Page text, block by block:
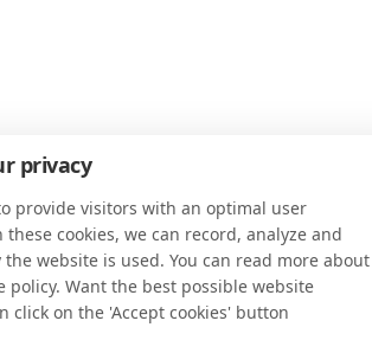
privacy
provide visitors with an optimal user
cookies, we can record, analyze and
website is used. You can read more about
policy. Want the best possible website
click on the 'Accept cookies' button